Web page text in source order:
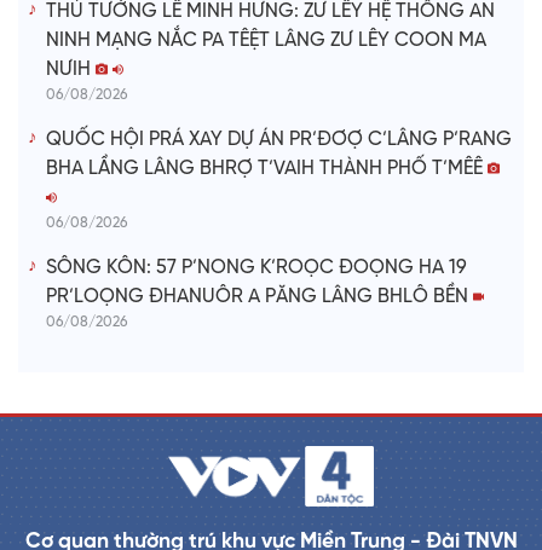
THỦ TƯỚNG LÊ MINH HƯNG: ZƯ LÊY HỆ THỐNG AN
NINH MẠNG NẮC PA TÊỆT LÂNG ZƯ LÊY COON MA
NƯIH
06/08/2026
QUỐC HỘI PRÁ XAY DỰ ÁN PR’ĐƠỢ C’LÂNG P’RANG
BHA LẦNG LÂNG BHRỢ T’VAIH THÀNH PHỐ T’MÊÊ
06/08/2026
SÔNG KÔN: 57 P’NONG K’ROỌC ĐOỌNG HA 19
PR’LOỌNG ĐHANUÔR A PĂNG LÂNG BHLÔ BỀN
06/08/2026
Cơ quan thường trú khu vực Miền Trung - Đài TNVN